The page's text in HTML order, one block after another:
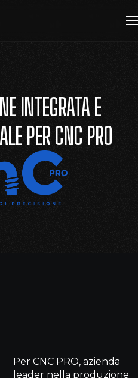
INTEGRATA E
PER CNC PRO
Per CNC PRO, azienda
leader nella produzione